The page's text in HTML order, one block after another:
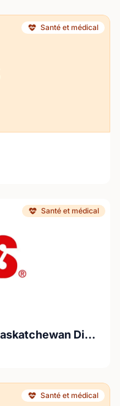
Santé et médical
Santé et médical
MS Society of Canada - Saskatchewan Division
Santé et médical